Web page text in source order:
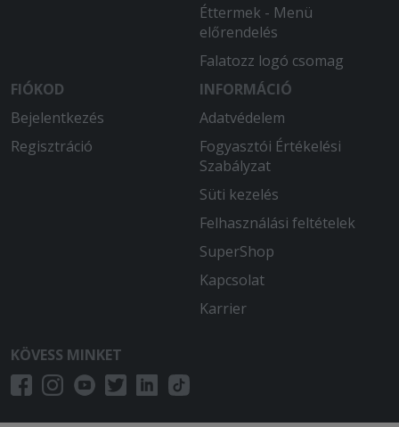
Éttermek - Menü
előrendelés
Falatozz logó csomag
FIÓKOD
Bejelentkezés
Regisztráció
INFORMÁCIÓ
Adatvédelem
Fogyasztói Értékelési
Szabályzat
Süti kezelés
Felhasználási feltételek
SuperShop
Kapcsolat
Karrier
KÖVESS MINKET